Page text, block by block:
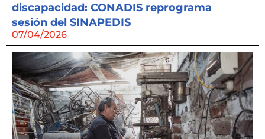
discapacidad: CONADIS reprograma
sesión del SINAPEDIS
07/04/2026